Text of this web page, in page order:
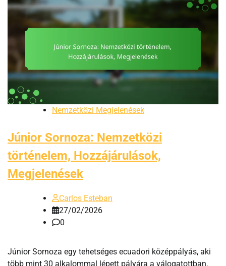
Nemzetközi Megjelenések
Júnior Sornoza: Nemzetközi
történelem, Hozzájárulások,
Megjelenések
Carlos Esteban
27/02/2026
0
Júnior Sornoza egy tehetséges ecuadori középpályás, aki
több mint 30 alkalommal lépett pályára a válogatottban.